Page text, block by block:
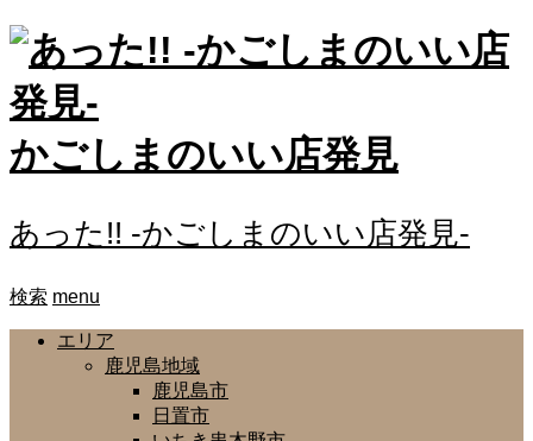
かごしまのいい店発見
あった!! -かごしまのいい店発見-
検索 menu
エリア
鹿児島地域
鹿児島市
日置市